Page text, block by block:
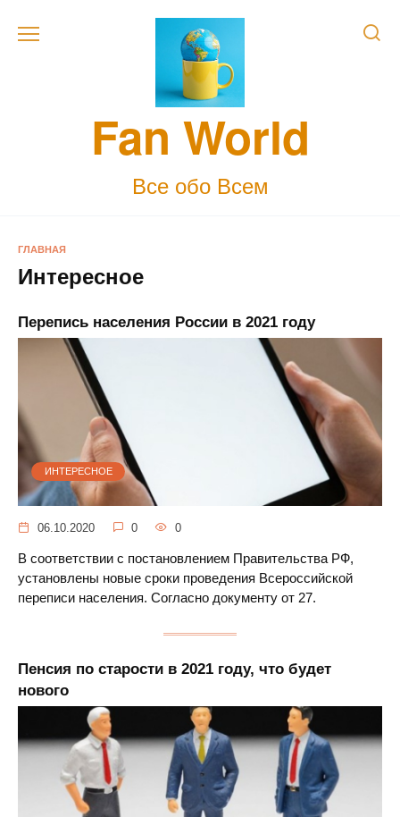
Fan World
Все обо Всем
ГЛАВНАЯ
Интересное
Перепись населения России в 2021 году
ИНТЕРЕСНОЕ
06.10.2020 0 0
В соответствии с постановлением Правительства РФ,
установлены новые сроки проведения Всероссийской
переписи населения. Согласно документу от 27.
Пенсия по старости в 2021 году, что будет
нового